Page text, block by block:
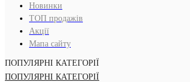
Новинки
ТОП продажів
Акції
Мапа сайту
ПОПУЛЯРНІ КАТЕГОРІЇ
ПОПУЛЯРНІ КАТЕГОРІЇ